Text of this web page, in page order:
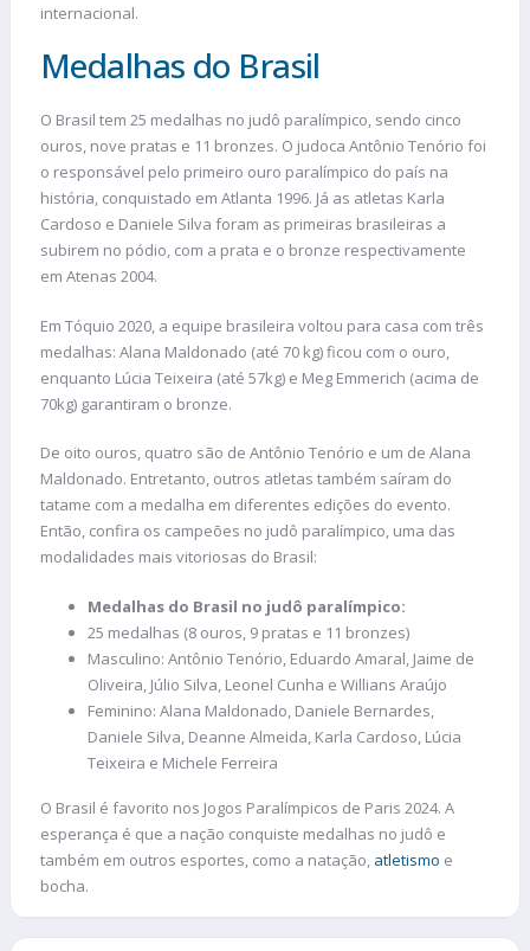
internacional.
Medalhas do Brasil
O Brasil tem 25 medalhas no judô paralímpico, sendo cinco
ouros, nove pratas e 11 bronzes. O judoca Antônio Tenório foi
o responsável pelo primeiro ouro paralímpico do país na
história, conquistado em Atlanta 1996. Já as atletas Karla
Cardoso e Daniele Silva foram as primeiras brasileiras a
subirem no pódio, com a prata e o bronze respectivamente
em Atenas 2004.
Em Tóquio 2020, a equipe brasileira voltou para casa com três
medalhas: Alana Maldonado (até 70 kg) ficou com o ouro,
enquanto Lúcia Teixeira (até 57kg) e Meg Emmerich (acima de
70kg) garantiram o bronze.
De oito ouros, quatro são de Antônio Tenório e um de Alana
Maldonado. Entretanto, outros atletas também saíram do
tatame com a medalha em diferentes edições do evento.
Então, confira os campeões no judô paralímpico, uma das
modalidades mais vitoriosas do Brasil:
Medalhas do Brasil no judô paralímpico:
25 medalhas (8 ouros, 9 pratas e 11 bronzes)
Masculino: Antônio Tenório, Eduardo Amaral, Jaime de
Oliveira, Júlio Silva, Leonel Cunha e Willians Araújo
Feminino: Alana Maldonado, Daniele Bernardes,
Daniele Silva, Deanne Almeida, Karla Cardoso, Lúcia
Teixeira e Michele Ferreira
O Brasil é favorito nos Jogos Paralímpicos de Paris 2024. A
esperança é que a nação conquiste medalhas no judô e
também em outros esportes, como a natação, atletismo e
bocha.